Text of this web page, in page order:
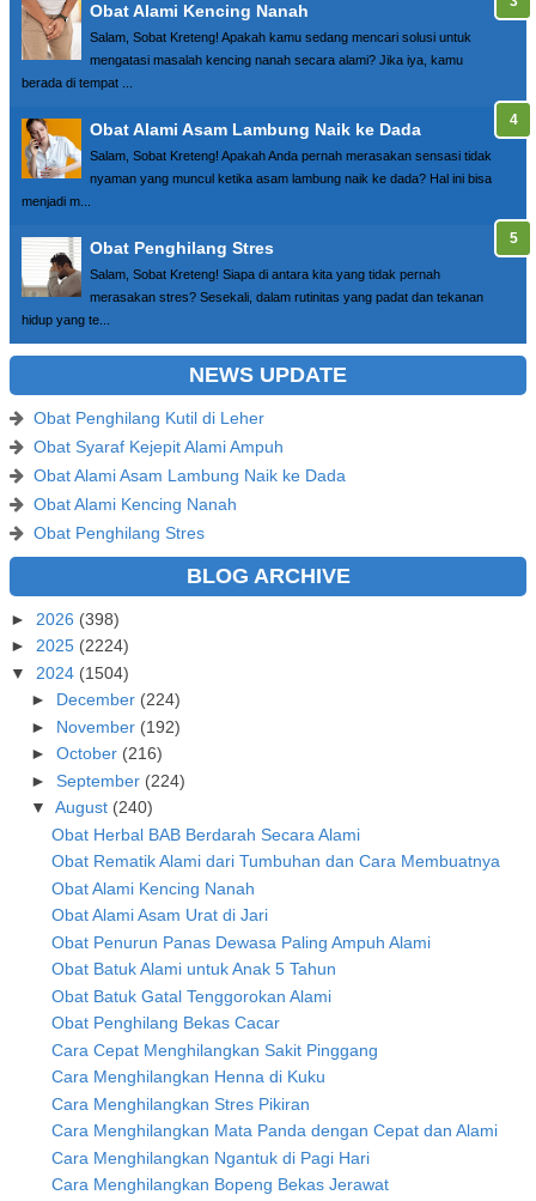
Obat Alami Kencing Nanah
Salam, Sobat Kreteng! Apakah kamu sedang mencari solusi untuk
mengatasi masalah kencing nanah secara alami? Jika iya, kamu
berada di tempat ...
Obat Alami Asam Lambung Naik ke Dada
Salam, Sobat Kreteng! Apakah Anda pernah merasakan sensasi tidak
nyaman yang muncul ketika asam lambung naik ke dada? Hal ini bisa
menjadi m...
Obat Penghilang Stres
Salam, Sobat Kreteng! Siapa di antara kita yang tidak pernah
merasakan stres? Sesekali, dalam rutinitas yang padat dan tekanan
hidup yang te...
NEWS UPDATE
Obat Penghilang Kutil di Leher
Obat Syaraf Kejepit Alami Ampuh
Obat Alami Asam Lambung Naik ke Dada
Obat Alami Kencing Nanah
Obat Penghilang Stres
BLOG ARCHIVE
► 2026 (398)
► 2025 (2224)
▼ 2024 (1504)
► December (224)
► November (192)
► October (216)
► September (224)
▼ August (240)
Obat Herbal BAB Berdarah Secara Alami
Obat Rematik Alami dari Tumbuhan dan Cara Membuatnya
Obat Alami Kencing Nanah
Obat Alami Asam Urat di Jari
Obat Penurun Panas Dewasa Paling Ampuh Alami
Obat Batuk Alami untuk Anak 5 Tahun
Obat Batuk Gatal Tenggorokan Alami
Obat Penghilang Bekas Cacar
Cara Cepat Menghilangkan Sakit Pinggang
Cara Menghilangkan Henna di Kuku
Cara Menghilangkan Stres Pikiran
Cara Menghilangkan Mata Panda dengan Cepat dan Alami
Cara Menghilangkan Ngantuk di Pagi Hari
Cara Menghilangkan Bopeng Bekas Jerawat